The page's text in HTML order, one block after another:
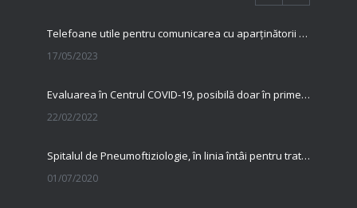
Telefoane utile pentru comunicarea cu aparținătorii pacienților internați în spitalul nostru
17/05/2023
Evaluarea în Centrul COVID-19, posibilă doar în primele 5 zile de la pozitivare
22/02/2022
Spitalul de Pneumoftiziologie, în linia întâi pentru tratarea pacienților cu Covid
01/07/2020